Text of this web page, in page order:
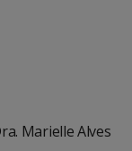
Marielle Alves